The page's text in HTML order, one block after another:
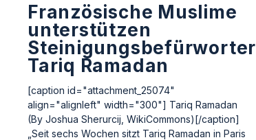
Französische Muslime
unterstützen
Steinigungsbefürworter
Tariq Ramadan
[caption id="attachment_25074"
align="alignleft" width="300"] Tariq Ramadan
(By Joshua Sherurcij, WikiCommons)[/caption]
„Seit sechs Wochen sitzt Tariq Ramadan in Paris